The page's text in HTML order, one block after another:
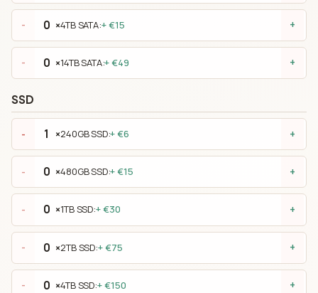
- ×4TB SATA:+ €15 +
- ×14TB SATA:+ €49 +
SSD
- ×240GB SSD:+ €6 +
- ×480GB SSD:+ €15 +
- ×1TB SSD:+ €30 +
- ×2TB SSD:+ €75 +
- ×4TB SSD:+ €150 +